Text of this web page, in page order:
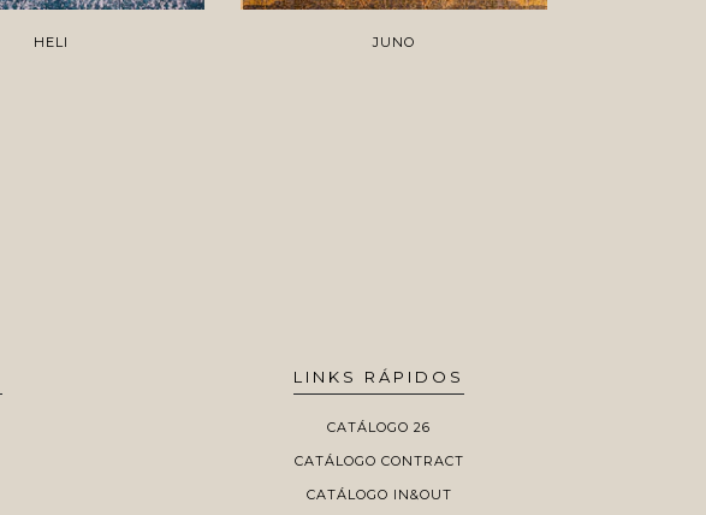
HELI JUNO
LINKS RÁPIDOS
CATÁLOGO 26
CATÁLOGO CONTRACT
CATÁLOGO IN&OUT